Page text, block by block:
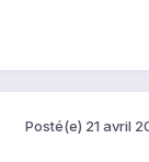
Posté(e) 21 avril